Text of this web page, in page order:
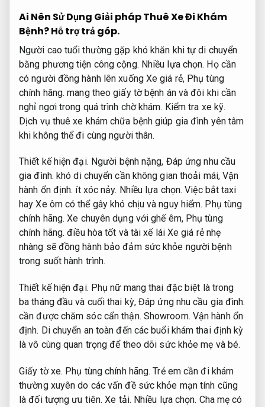
Ai Nên Sử Dụng Giải pháp Thuê Xe Đi Khám
Bệnh?Hỗ trợ trả góp.
Người cao tuổi thường gặp khó khăn khi tự di chuyển
bằng phương tiện công cộng. Nhiều lựa chọn. Họ cần
có người đồng hành lên xuống Xe giá rẻ, Phụ tùng
chính hãng. mang theo giấy tờ bệnh án và đôi khi cần
nghỉ ngơi trong quá trình chờ khám. Kiểm tra xe kỹ.
Dịch vụ thuê xe khám chữa bệnh giúp gia đình yên tâm
khi không thể đi cùng người thân.
Thiết kế hiện đại. Người bệnh nặng, Đáp ứng nhu cầu
gia đình. khó di chuyển cần không gian thoải mái,Vận
hành ổn định. ít xóc nảy. Nhiều lựa chọn. Việc bắt taxi
hay Xe ôm có thể gây khó chịu và nguy hiểm. Phụ tùng
chính hãng. Xe chuyên dụng với ghế êm, Phụ tùng
chính hãng. điều hòa tốt và tài xế lái Xe giá rẻ nhẹ
nhàng sẽ đồng hành bảo đảm sức khỏe người bệnh
trong suốt hành trình.
Thiết kế hiện đại. Phụ nữ mang thai đặc biệt là trong
ba tháng đầu và cuối thai kỳ, Đáp ứng nhu cầu gia đình.
cần được chăm sóc cẩn thận. Showroom. Vận hành ổn
định. Di chuyển an toàn đến các buổi khám thai định kỳ
là vô cùng quan trọng để theo dõi sức khỏe mẹ và bé.
Giấy tờ xe. Phụ tùng chính hãng. Trẻ em cần đi khám
thường xuyên do các vấn đề sức khỏe mạn tính cũng
là đối tượng ưu tiên.Xe tải. Nhiều lựa chọn. Cha mẹ có